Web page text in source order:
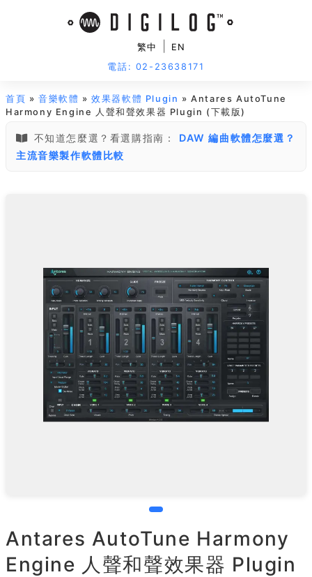
繁中
EN
電話: 02-23638171
首頁 »音樂軟體 »效果器軟體 Plugin » Antares AutoTune
Harmony Engine 人聲和聲效果器 Plugin (下載版)
不知道怎麼選？看選購指南：
DAW 編曲軟體怎麼選？
主流音樂製作軟體比較
Antares AutoTune Harmony
Engine 人聲和聲效果器 Plugin